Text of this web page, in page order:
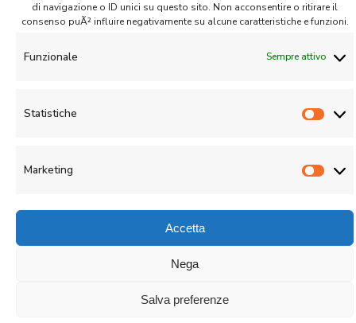
di navigazione o ID unici su questo sito. Non acconsentire o ritirare il
consenso puÃ² influire negativamente su alcune caratteristiche e funzioni.
Funzionale Sempre attivo
Statistiche
Marketing
Accetta
Nega
Salva preferenze
CIQUADRO Management S.r.l.